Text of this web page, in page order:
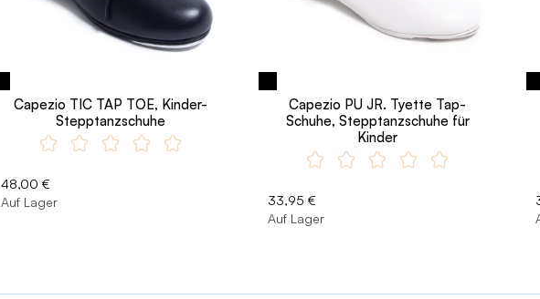
Capezio TIC TAP TOE, Kinder-
Stepptanzschuhe
48,00 €
Auf Lager
Capezio PU JR. Tyette Tap-
Schuhe, Stepptanzschuhe für
Kinder
33,95 €
Auf Lager